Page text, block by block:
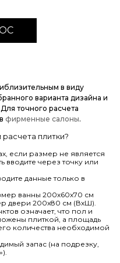
в виду
варианта дизайна и
точного расчета
фирменные салоны.
плитки?
если размер не является
вводите через точку или
данные только в
ванны 200х60х70 см
двери 200х80 см (ВхШ).
означает, что пол и
плиткой, а площадь
количества необходимой
запас (на подрезку,